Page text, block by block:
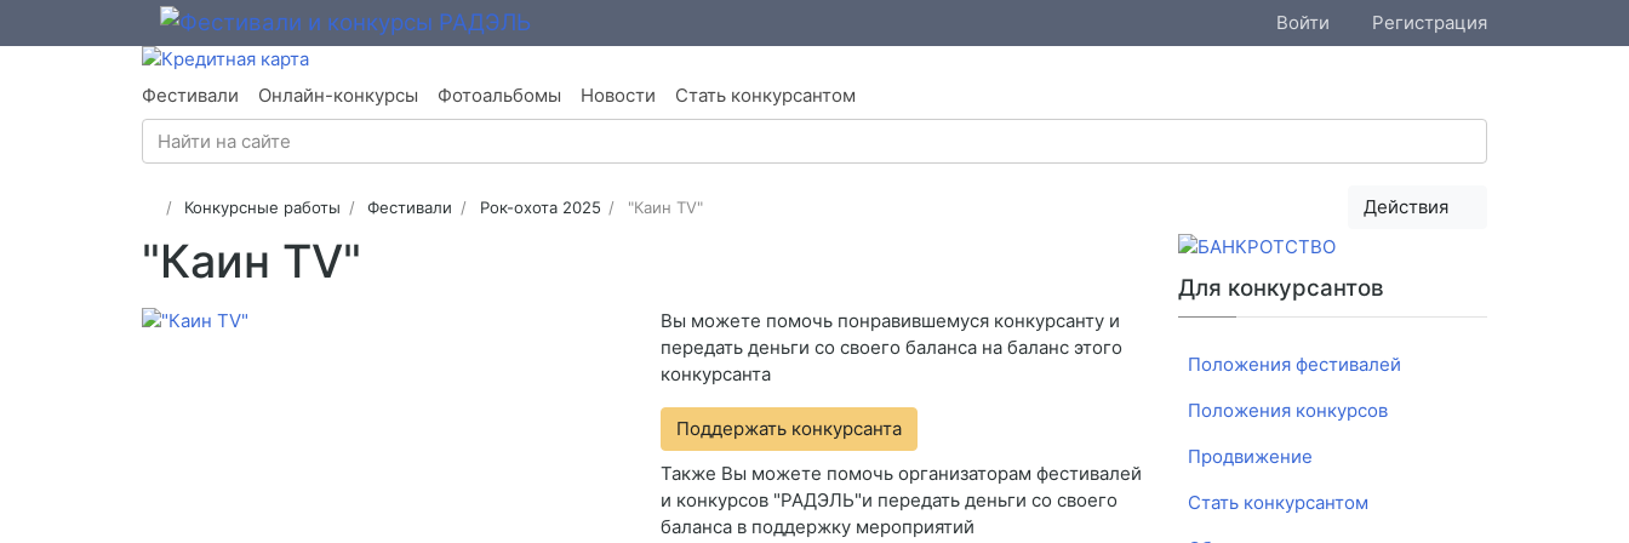
Войти Регистрация
Фестивали Онлайн-конкурсы Фотоальбомы Новости Стать конкурсантом
Конкурсные работы Фестивали Рок-охота 2025 "Каин TV" Действия
"Каин TV"
Вы можете помочь понравившемуся конкурсанту и
передать деньги со своего баланса на баланс этого
конкурсанта
Поддержать конкурсанта
Также Вы можете помочь организаторам фестивалей
и конкурсов "РАДЭЛЬ"и передать деньги со своего
баланса в поддержку мероприятий
Для конкурсантов
Положения фестивалей
Положения конкурсов
Продвижение
Стать конкурсантом